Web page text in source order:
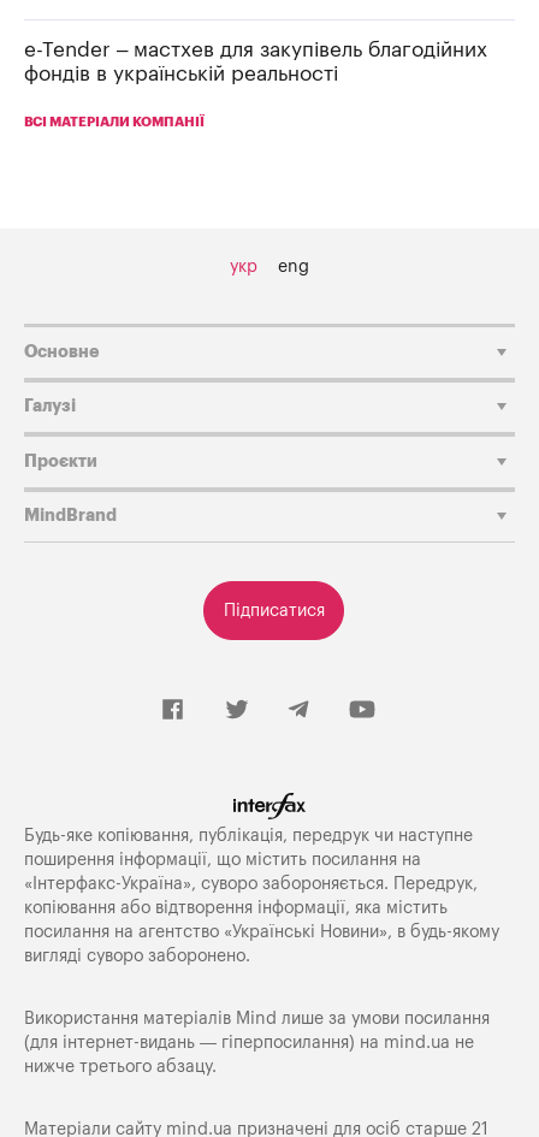
e-Tender – мастхев для закупівель благодійних
фондів в українській реальності
ВСІ МАТЕРІАЛИ КОМПАНІЇ
укр eng
Підписатися
Основне
Галузі
Проєкти
MindBrand
Будь-яке копiювання, публiкацiя, передрук чи наступне
поширення iнформацiї, що мiстить посилання на
«Iнтерфакс-Україна», суворо забороняється. Передрук,
копіювання або відтворення інформації, яка містить
посилання на агентство «Українські Новини», в будь-якому
вигляді суворо заборонено.
Використання матеріалів Mind лише за умови посилання
(для інтернет-видань — гіперпосилання) на mind.ua не
нижче третього абзацу.
Матеріали сайту mind.ua призначені для осіб старше 21